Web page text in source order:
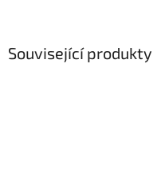
Související produkty